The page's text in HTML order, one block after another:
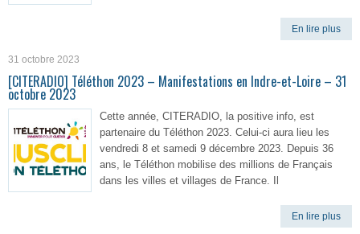
En lire plus
31 octobre 2023
[CITERADIO] Téléthon 2023 – Manifestations en Indre-et-Loire – 31
octobre 2023
Cette année, CITERADIO, la positive info, est
partenaire du Téléthon 2023. Celui-ci aura lieu les
vendredi 8 et samedi 9 décembre 2023. Depuis 36
ans, le Téléthon mobilise des millions de Français
dans les villes et villages de France. Il
En lire plus